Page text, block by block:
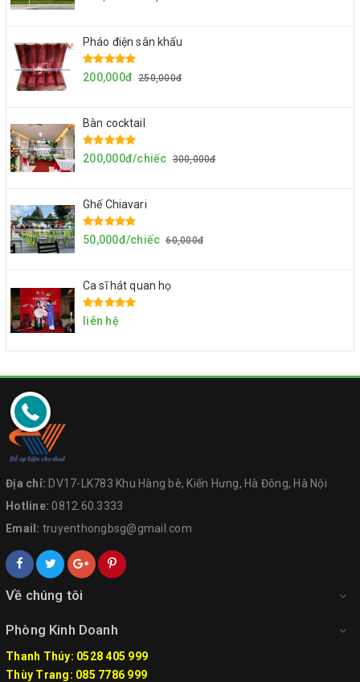
Pháo điện sân khấu
200,000đ 250,000đ
Bàn cocktail
200,000đ/chiếc 300,000đ
Ghế Chiavari
50,000đ/chiếc 60,000đ
Ca sĩ hát quan họ
liên hệ
Địa chỉ: DV17-LK783 Khu Hàng bè, Kiến Hưng, Hà Đông, Hà Nội
Hotline:0812.60.3333
Email: truyenthongbsg@gmail.com
Về chúng tôi
Phòng Kinh Doanh
Thanh Thúy: 0528 405 999
Thùy Trang: 085 7786 999